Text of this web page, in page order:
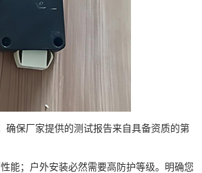
保厂家提供的测试报告来自具备资质的第
能；户外安装必然需要高防护等级。明确您